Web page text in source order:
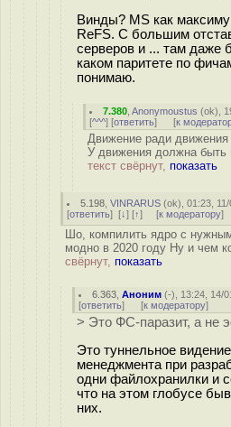
Винды? MS как
ReFS. С большим
серверов и ... там даже
каком паритете по
понимаю.
7.380 ,Anonymoustus (ok),
[^^^] [ответить] [к
Движение ради движения
У движения должна быть
текст свёрнут, показать
5.198 ,VINRARUS (ok), 01:23,
[ответить] [↓] [↑] [к модератору]
Шо, компилить ядро с
модно в 2020 году Ну и чем
свёрнут, показать
6.363 ,Аноним (-), 13:24, 14/
[ответить] [к модератору]
> Это ФС-паразит, а не
Это туннельное
менеджмента при
одни файлохранилки и
что на этом глобусе
них.